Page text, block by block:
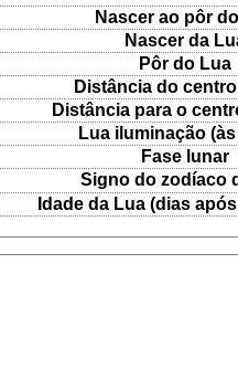
Nascer ao pôr
Nascer da
Pôr do Lua
Distância do centro
Distância para o
Lua iluminação
Fase lunar
Signo do zodíaco
Idade da Lua (dias